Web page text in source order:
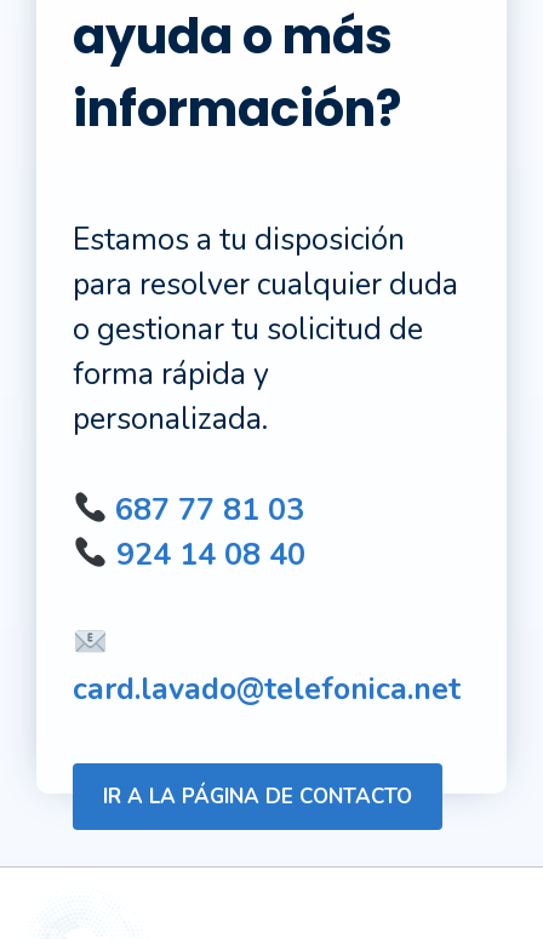
ayuda o más
información?
Estamos a tu disposición
para resolver cualquier duda
o gestionar tu solicitud de
forma rápida y
personalizada.
687 77 81 03
924 14 08 40
card.lavado@telefonica.net
IR A LA PÁGINA DE CONTACTO